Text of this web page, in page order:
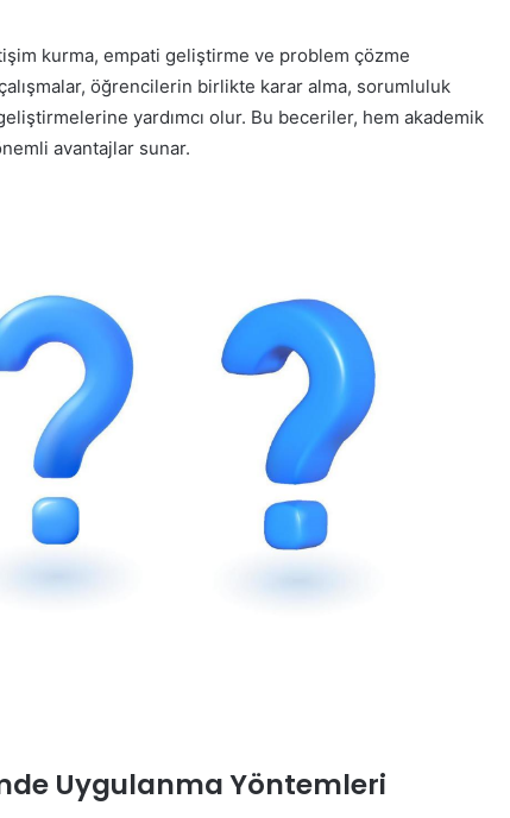
kurma, empati geliştirme ve problem çözme
öğrencilerin birlikte karar alma, sorumluluk
yardımcı olur. Bu beceriler, hem akademik
avantajlar sunar.
Uygulanma Yöntemleri